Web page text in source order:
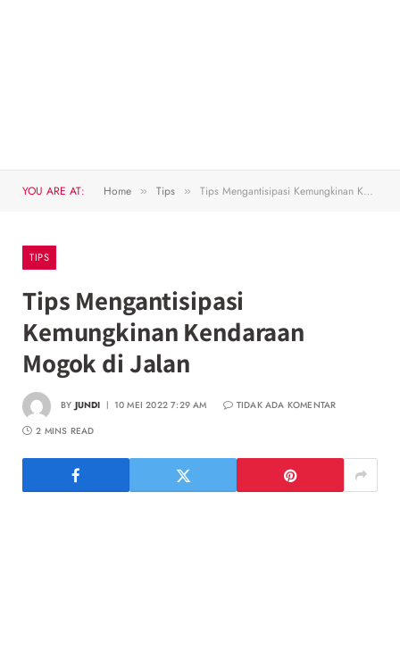
YOU ARE AT: Home » Tips » Tips Mengantisipasi Kemungkinan Kendaraan Mogok di Jalan
TIPS
Tips Mengantisipasi
Kemungkinan Kendaraan
Mogok di Jalan
BY JUNDI 10 MEI 2022 7:29 AM
TIDAK ADA KOMENTAR
2 MINS READ